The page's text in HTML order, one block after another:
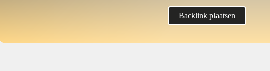
Backlink plaatsen